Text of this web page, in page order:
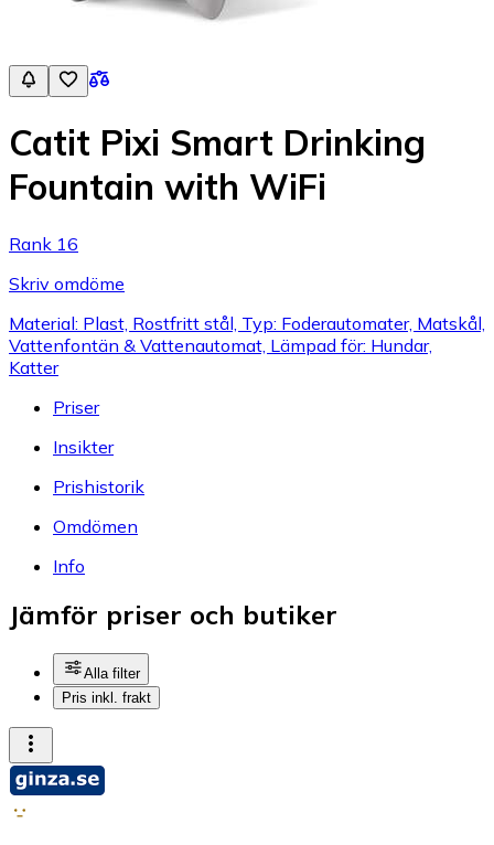
Catit Pixi Smart Drinking
Fountain with WiFi
Rank 16
Skriv omdöme
Material: Plast, Rostfritt stål, Typ: Foderautomater, Matskål,
Vattenfontän & Vattenautomat, Lämpad för: Hundar,
Katter
Priser
Insikter
Prishistorik
Omdömen
Info
Jämför priser och butiker
Alla filter
Pris inkl. frakt